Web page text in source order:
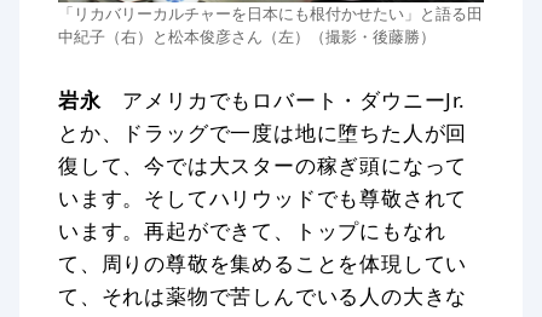
「リカバリーカルチャーを日本にも根付かせたい」と語る田
中紀子（右）と松本俊彦さん（左）（撮影・後藤勝）
岩永アメリカでもロバート・ダウニーJr.
とか、ドラッグで一度は地に堕ちた人が回
復して、今では大スターの稼ぎ頭になって
います。そしてハリウッドでも尊敬されて
います。再起ができて、トップにもなれ
て、周りの尊敬を集めることを体現してい
て、それは薬物で苦しんでいる人の大きな